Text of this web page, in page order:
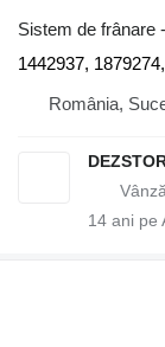
Sistem de frânare
1442937,
România,
14 ani pe